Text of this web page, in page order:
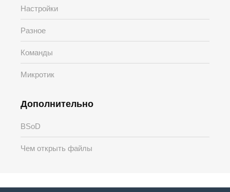
Настройки
Разное
Команды
Микротик
Дополнительно
BSoD
Чем открыть файлы